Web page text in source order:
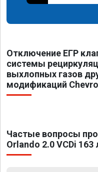
Отключение ЕГР
системы
выхлопных газов
модификаций
Частые вопросы
Orlando 2.0 VCDi 163